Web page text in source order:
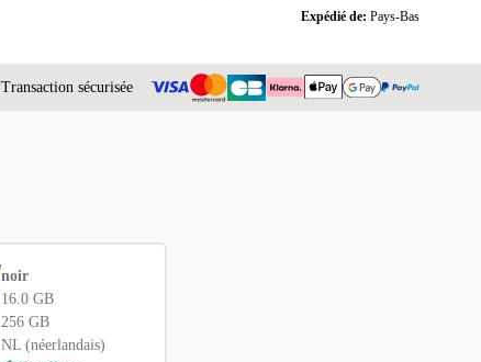
Expédié de: Pays-Bas
Transaction sécurisée
noir
16.0 GB
256 GB
NL (néerlandais)